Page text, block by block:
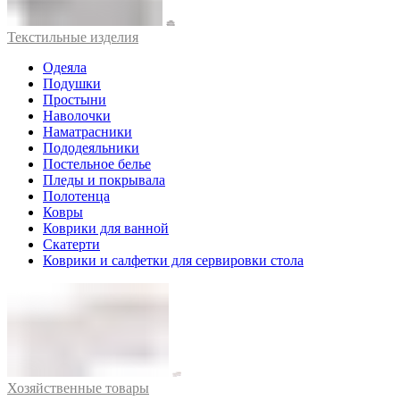
Текстильные изделия
Одеяла
Подушки
Простыни
Наволочки
Наматрасники
Пододеяльники
Постельное белье
Пледы и покрывала
Полотенца
Ковры
Коврики для ванной
Скатерти
Коврики и салфетки для сервировки стола
Хозяйственные товары